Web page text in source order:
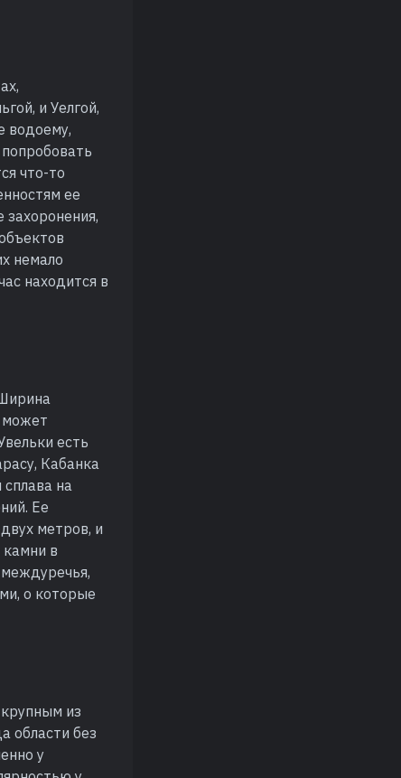
и Уелгой,
водоему,
что-то
ее
захоронения,
немало
находится в
может
есть
Кабанка
на
Ее
метров, и
в
о которые
из
области без
у